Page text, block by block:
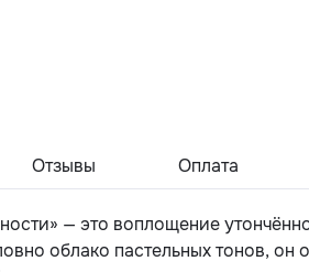
Отзывы Оплата
— это воплощение
облако пастельных тонов, он